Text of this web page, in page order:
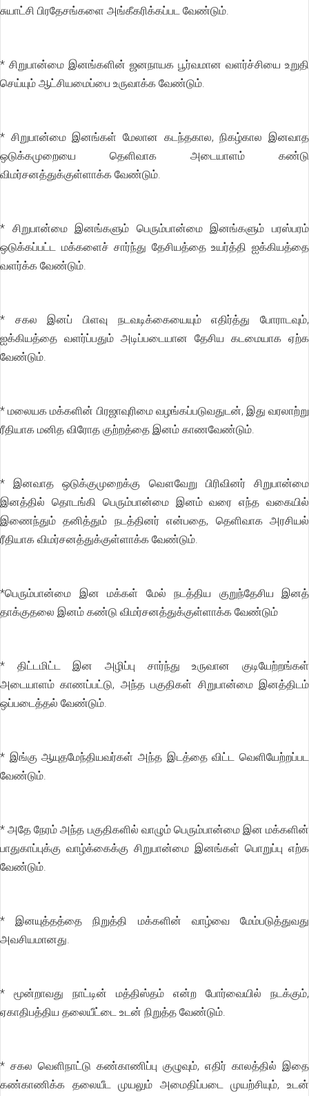
சுயாட்சி பிரதேசங்களை அங்கீகரிக்கப்பட வேண்டும்.
* சிறுபான்மை இனங்களின் ஜனநாயக பூர்வமான வளர்ச்சியை உறுதி
செய்யும் ஆட்சியமைப்பை உருவாக்க வேண்டும்.
* சிறுபான்மை இனங்கள் மேலான கடந்தகால, நிகழ்கால இனவாத
ஒடுக்கமுறையை தெளிவாக அடையாளம் கண்டு
விமர்சனத்துக்குள்ளாக்க வேண்டும்.
* சிறுபான்மை இனங்களும் பெரும்பான்மை இனங்களும் பரஸ்பரம்
ஒடுக்கப்பட்ட மக்களைச் சார்ந்து தேசியத்தை உயர்த்தி ஐக்கியத்தை
வளர்க்க வேண்டும்.
* சகல இனப் பிளவு நடவடிக்கையையும் எதிர்த்து போராடவும்,
ஐக்கியத்தை வளர்ப்பதும் அடிப்படையான தேசிய கடமையாக ஏற்க
வேண்டும்.
* மலையக மக்களின் பிரஜாவுரிமை வழங்கப்படுவதுடன், இது வரலாற்று
ரீதியாக மனித விரோத குற்றத்தை இனம் காணவேண்டும்.
* இனவாத ஒடுக்குமுறைக்கு வௌவேறு பிரிவினர் சிறுபான்மை
இனத்தில் தொடங்கி பெரும்பான்மை இனம் வரை எந்த வகையில்
இணைந்தும் தனித்தும் நடத்தினர் என்பதை, தெளிவாக அரசியல்
ரீதியாக விமர்சனத்துக்குள்ளாக்க வேண்டும்.
*பெரும்பான்மை இன மக்கள் மேல் நடத்திய குறுந்தேசிய இனத்
தாக்குதலை இனம் கண்டு விமர்சனத்துக்குள்ளாக்க வேண்டும்
* திட்டமிட்ட இன அழிப்பு சார்ந்து உருவான குடியேற்றங்கள்
அடையாளம் காணப்பட்டு, அந்த பகுதிகள் சிறுபான்மை இனத்திடம்
ஒப்படைத்தல் வேண்டும்.
* இங்கு ஆயுதமேந்தியவர்கள் அந்த இடத்தை விட்ட வெளியேற்றப்பட
வேண்டும்.
* அதே நேரம் அந்த பகுதிகளில் வாழும் பெரும்பான்மை இன மக்களின்
பாதுகாப்புக்கு வாழ்க்கைக்கு சிறுபான்மை இனங்கள் பொறுப்பு எற்க
வேண்டும்.
* இனயுத்தத்தை நிறுத்தி மக்களின் வாழ்வை மேம்படுத்துவது
அவசியமானது.
* மூன்றாவது நாட்டின் மத்திஸ்தம் என்ற போர்வையில் நடக்கும்,
ஏகாதிபத்திய தலையீட்டை உடன் நிறுத்த வேண்டும்.
* சகல வெளிநாட்டு கண்காணிப்பு குழுவும், எதிர் காலத்தில் இதை
கண்காணிக்க தலையீட முயலும் அமைதிப்படை முயற்சியும், உடன்